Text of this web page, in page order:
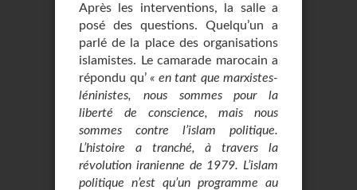
Après les interventions, la salle a
posé des questions. Quelqu’un a
parlé de la place des organisations
islamistes. Le camarade marocain a
répondu qu’ « en tant que marxistes-
léninistes, nous sommes pour la
liberté de conscience, mais nous
sommes contre l’islam politique.
L’histoire a tranché, à travers la
révolution iranienne de 1979. L’islam
politique n’est qu’un programme au